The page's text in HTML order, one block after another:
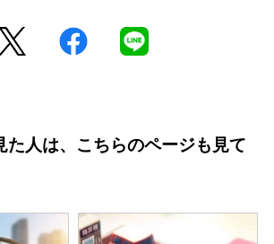
た人は、こちらのページも見て